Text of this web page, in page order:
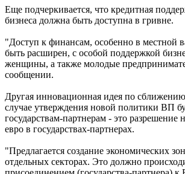
Еще подчеркивается, что кредитная
бизнеса должна быть доступна в гривне.
"Доступ к финансам, особенно в местной
быть расширен, с особой поддержкой
женщины, а также молодые
сообщении.
Другая инновационная идея по
случае утверждения новой политики ВП
государствам-партнерам - это разрешение
евро в государствах-партнерах.
"Предлагается создание экономических
отдельных секторах. Это должно